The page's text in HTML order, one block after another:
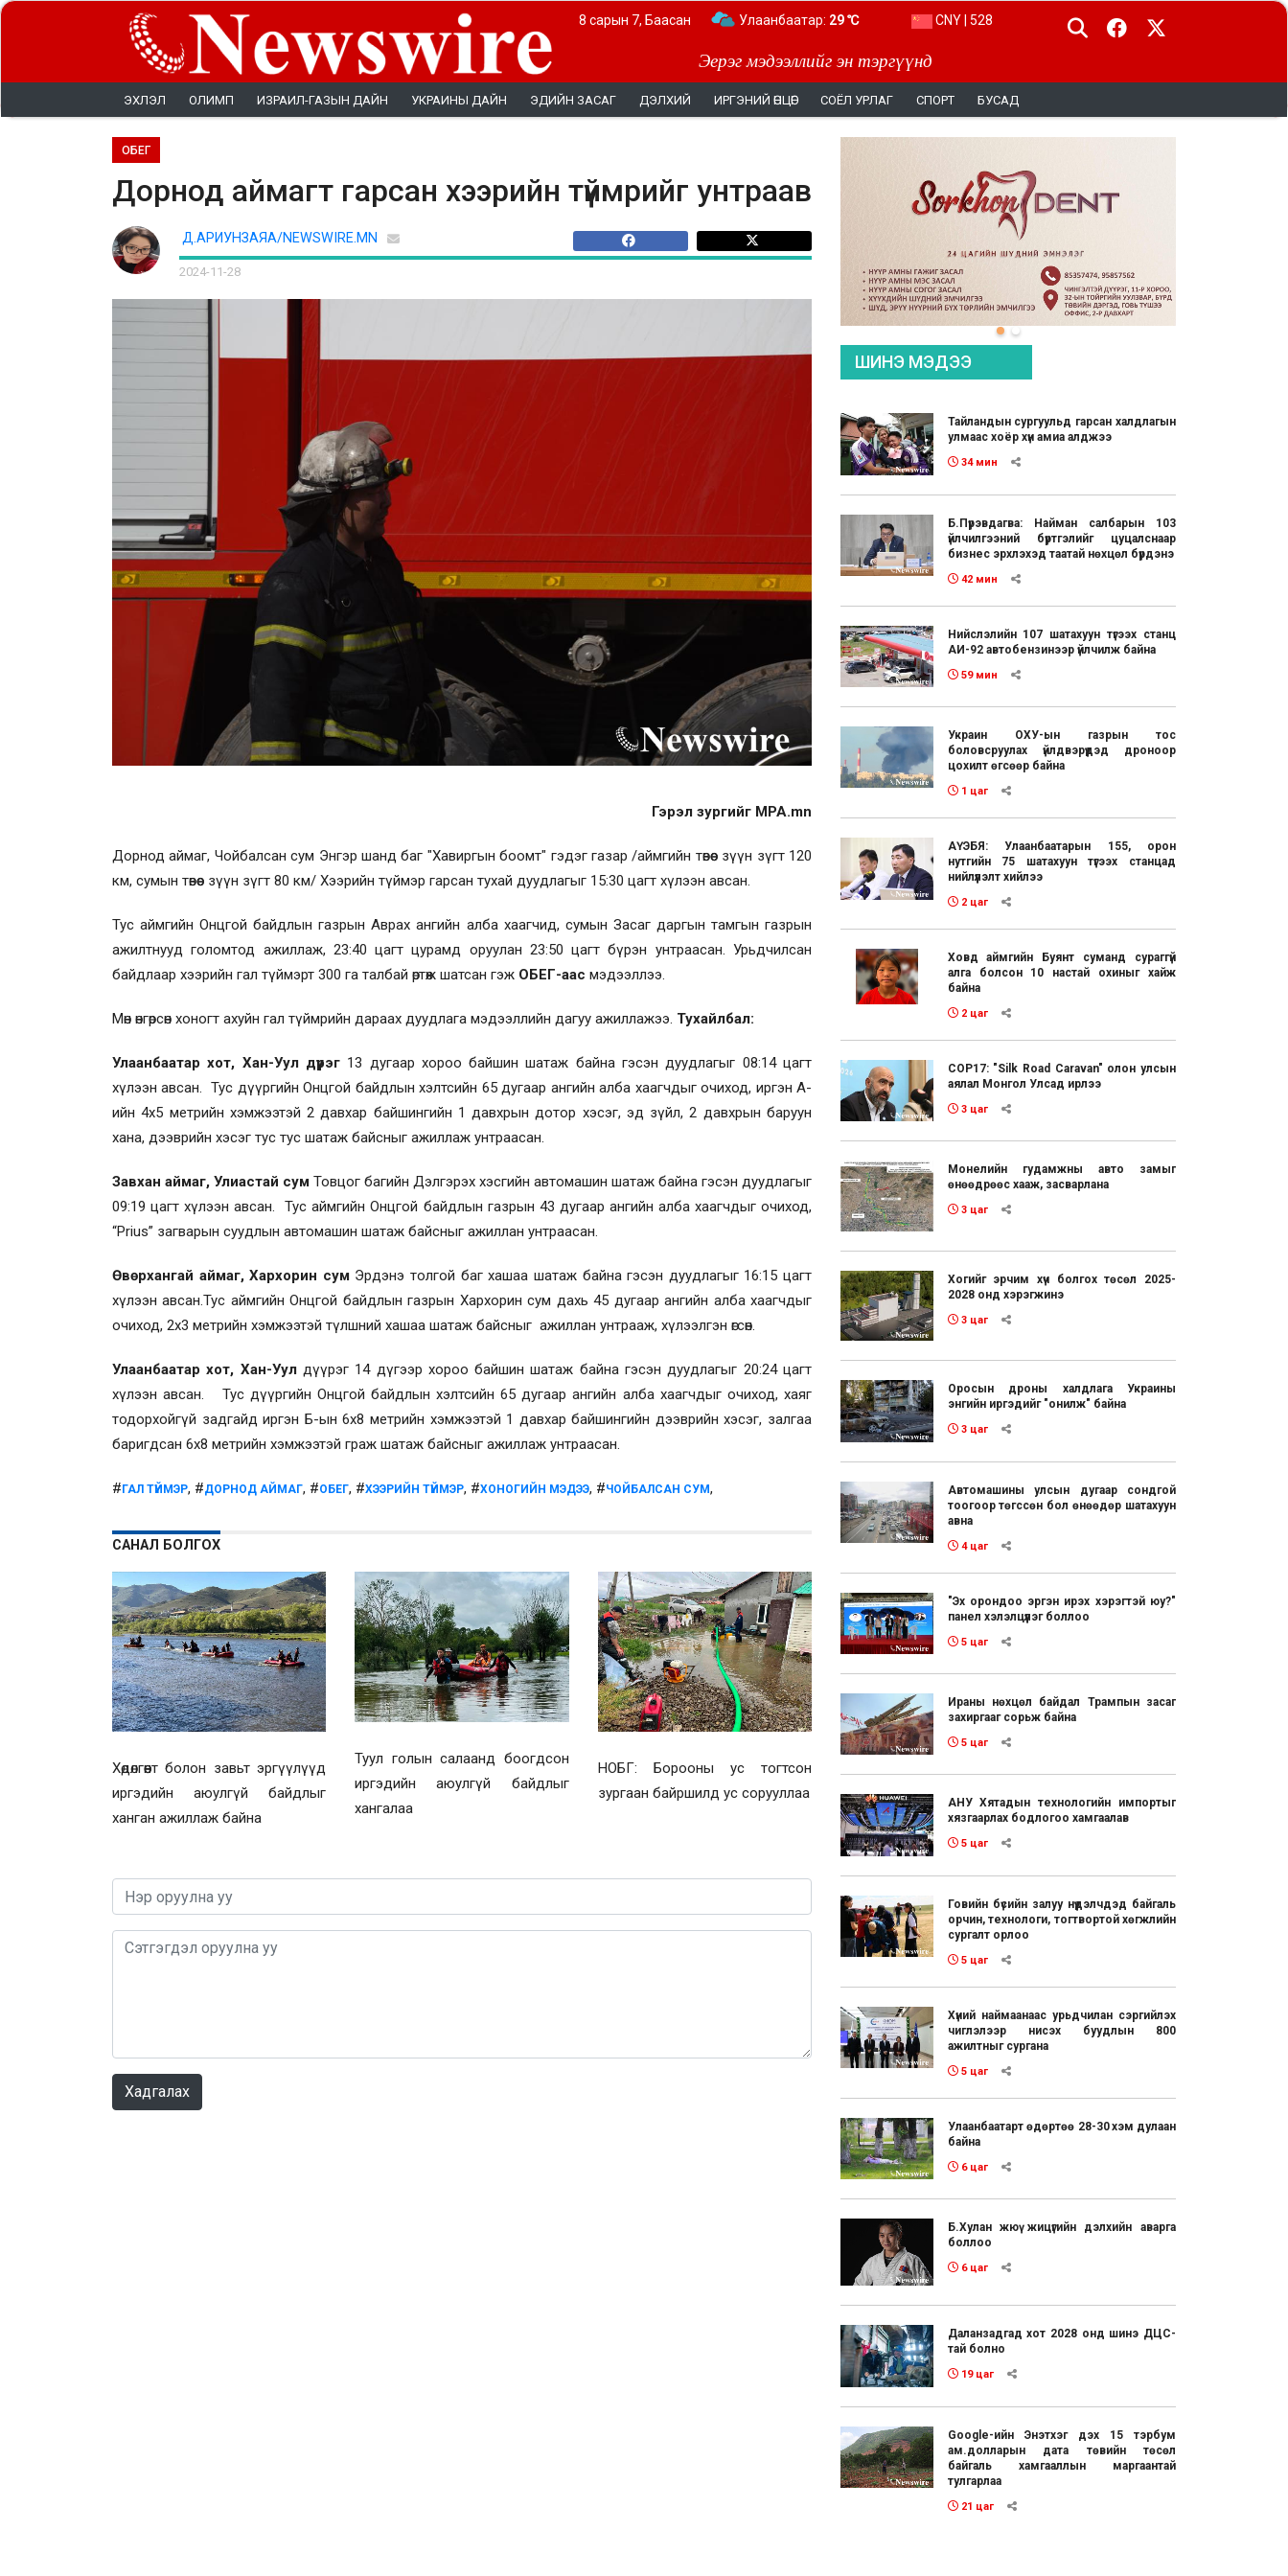
Эерэг мэдээллийг эн тэргүүнд
8 сарын 7, Баасан Улаанбаатар: 29 ℃ CNY | 528
ЭХЛЭЛ ОЛИМП ИЗРАИЛ-ГАЗЫН ДАЙН УКРАИНЫ ДАЙН ЭДИЙН ЗАСАГ ДЭЛХИЙ ИРГЭНИЙ ӨНЦӨГ СОЁЛ УРЛАГ СПОРТ БУСАД
ОБЕГ
Дорнод аймагт гарсан хээрийн түймрийг унтраав
Д.АРИУНЗАЯА/NEWSWIRE.MN
2024-11-28
Гэрэл зургийг MPA.mn
Дорнод аймаг, Чойбалсан сум Энгэр шанд баг "Хавиргын боомт" гэдэг газар /аймгийн төвөөс зүүн зүгт 120
км, сумын төвөөс зүүн зүгт 80 км/ Хээрийн түймэр гарсан тухай дуудлагыг 15:30 цагт хүлээн авсан.
Тус аймгийн Онцгой байдлын газрын Аврах ангийн алба хаагчид, сумын Засаг даргын тамгын газрын
ажилтнууд голомтод ажиллаж, 23:40 цагт цурамд оруулан 23:50 цагт бүрэн унтраасан. Урьдчилсан
байдлаар хээрийн гал түймэрт 300 га талбай өртөж шатсан гэж ОБЕГ-аас мэдээллээ.
Мөн өнгөрсөн хоногт ахуйн гал түймрийн дараах дуудлага мэдээллийн дагуу ажиллажээ. Тухайлбал:
Улаанбаатар хот, Хан-Уул дүүрэг 13 дугаар хороо байшин шатаж байна гэсэн дуудлагыг 08:14 цагт
хүлээн авсан. Тус дүүргийн Онцгой байдлын хэлтсийн 65 дугаар ангийн алба хаагчдыг очиход, иргэн А-
ийн 4х5 метрийн хэмжээтэй 2 давхар байшингийн 1 давхрын дотор хэсэг, эд зүйл, 2 давхрын баруун
хана, дээврийн хэсэг тус тус шатаж байсныг ажиллаж унтраасан.
Завхан аймаг, Улиастай сум Товцог багийн Дэлгэрэх хэсгийн автомашин шатаж байна гэсэн дуудлагыг
09:19 цагт хүлээн авсан. Тус аймгийн Онцгой байдлын газрын 43 дугаар ангийн алба хаагчдыг очиход,
“Prius” загварын суудлын автомашин шатаж байсныг ажиллан унтраасан.
Өвөрхангай аймаг, Хархорин сум Эрдэнэ толгой баг хашаа шатаж байна гэсэн дуудлагыг 16:15 цагт
хүлээн авсан.Тус аймгийн Онцгой байдлын газрын Хархорин сум дахь 45 дугаар ангийн алба хаагчдыг
очиход, 2х3 метрийн хэмжээтэй түлшний хашаа шатаж байсныг ажиллан унтрааж, хүлээлгэн өгсөн.
Улаанбаатар хот, Хан-Уулдүүрэг 14 дүгээр хороо байшин шатаж байна гэсэн дуудлагыг 20:24 цагт
хүлээн авсан. Тус дүүргийн Онцгой байдлын хэлтсийн 65 дугаар ангийн алба хаагчдыг очиход, хаяг
тодорхойгүй задгайд иргэн Б-ын 6х8 метрийн хэмжээтэй 1 давхар байшингийн дээврийн хэсэг, залгаа
баригдсан 6х8 метрийн хэмжээтэй граж шатаж байсныг ажиллаж унтраасан.
#ГАЛ ТҮЙМЭР, #ДОРНОД АЙМАГ, #ОБЕГ, #ХЭЭРИЙН ТҮЙМЭР, #ХОНОГИЙН МЭДЭЭ, #ЧОЙБАЛСАН СУМ,
САНАЛ БОЛГОХ
Хөдөлгөөнт болон завьт эргүүлүүд
иргэдийн аюулгүй байдлыг
ханган ажиллаж байна
Туул голын салаанд боогдсон
иргэдийн аюулгүй байдлыг
хангалаа
НОБГ: Борооны ус тогтсон
зургаан байршилд ус сорууллаа
Хадгалах
ШИНЭ МЭДЭЭ
Тайландын сургуульд гарсан халдлагын
улмаас хоёр хүн амиа алджээ
34 мин
Б.Пүрэвдагва: Найман салбарын 103
үйлчилгээний бүртгэлийг цуцалснаар
бизнес эрхлэхэд таатай нөхцөл бүрдэнэ
42 мин
Нийслэлийн 107 шатахуун түгээх станц
АИ-92 автобензинээр үйлчилж байна
59 мин
Украин ОХУ-ын газрын тос
боловсруулах үйлдвэрүүдэд дроноор
цохилт өгсөөр байна
1 цаг
АҮЭБЯ: Улаанбаатарын 155, орон
нутгийн 75 шатахуун түгээх станцад
нийлүүлэлт хийлээ
2 цаг
Ховд аймгийн Буянт суманд сураггүй
алга болсон 10 настай охиныг хайж
байна
2 цаг
COP17: "Silk Road Caravan" олон улсын
аялал Монгол Улсад ирлээ
3 цаг
Монелийн гудамжны авто замыг
өнөөдрөөс хааж, засварлана
3 цаг
Хогийг эрчим хүч болгох төсөл 2025-
2028 онд хэрэгжинэ
3 цаг
Оросын дроны халдлага Украины
энгийн иргэдийг "онилж" байна
3 цаг
Автомашины улсын дугаар сондгой
тоогоор төгссөн бол өнөөдөр шатахуун
авна
4 цаг
"Эх орондоо эргэн ирэх хэрэгтэй юу?"
панел хэлэлцүүлэг боллоо
5 цаг
Ираны нөхцөл байдал Трампын засаг
захиргааг сорьж байна
5 цаг
АНУ Хятадын технологийн импортыг
хязгаарлах бодлогоо хамгаалав
5 цаг
Говийн бүсийн залуу нүүдэлчдэд байгаль
орчин, технологи, тогтвортой хөгжлийн
сургалт орлоо
5 цаг
Хүний наймаанаас урьдчилан сэргийлэх
чиглэлээр нисэх буудлын 800
ажилтныг сургана
5 цаг
Улаанбаатарт өдөртөө 28-30 хэм дулаан
байна
6 цаг
Б.Хулан жюү жицүгийн дэлхийн аварга
боллоо
6 цаг
Даланзадгад хот 2028 онд шинэ ДЦС-
тай болно
19 цаг
Google-ийн Энэтхэг дэх 15 тэрбум
ам.долларын дата төвийн төсөл
байгаль хамгааллын маргаантай
тулгарлаа
21 цаг